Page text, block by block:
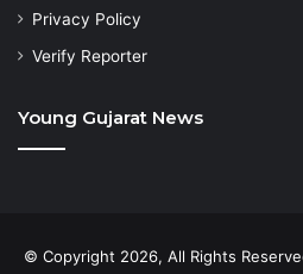
Privacy Policy
Verify Reporter
Young Gujarat News
© Copyright 2026, All Rights